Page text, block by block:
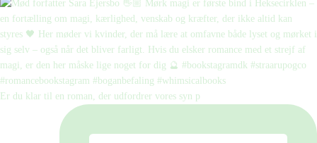
Er du klar til en roman, der udfordrer vores syn p